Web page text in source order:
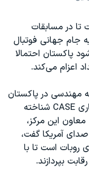
در مسابقات
حاشیه جام جهانی فوتبال
پاکستان احتمالا
مهندسی در پاکستان
که در زبان انگليسی با حروف اختصاری CASE شناخته
اين مرکز،
آمريکا گفت،
روبات است تا با